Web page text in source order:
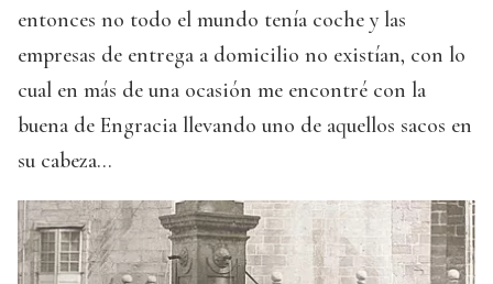
entonces no todo el mundo tenía coche y las
empresas de entrega a domicilio no existían, con lo
cual en más de una ocasión me encontré con la
buena de Engracia llevando uno de aquellos sacos en
su cabeza...